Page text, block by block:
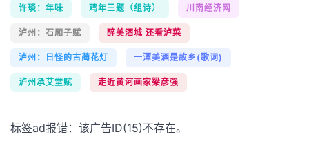
许琰：年味 鸡年三题（组诗） 川南经济网
泸州：石厢子赋 醉美酒城 还看泸菜
泸州：日怪的古蔺花灯 一潭美酒是故乡(歌词)
泸州承艾堂赋 走近黄河画家梁彦强
标签ad报错：该广告ID(15)不存在。